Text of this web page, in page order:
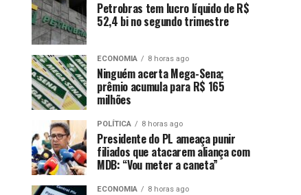
Petrobras tem lucro líquido de R$
52,4 bi no segundo trimestre
ECONOMIA 8 horas ago
Ninguém acerta Mega-Sena;
prêmio acumula para R$ 165
milhões
POLÍTICA 8 horas ago
Presidente do PL ameaça punir
filiados que atacarem aliança com
MDB: “Vou meter a caneta”
ECONOMIA 8 horas ago